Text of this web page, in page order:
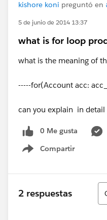
kishore koni preguntó en
5 de junio de 2014 13:37
what is for loop
what is the meaning of
-----for(Account acc:
can you explain in detail
0 Me gusta
Compartir
Show menu
2 respuestas